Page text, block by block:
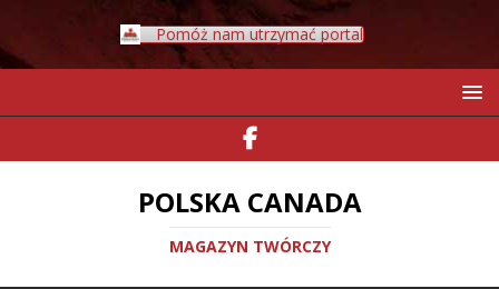
Pomóż nam utrzymać portal
POLSKA CANADA
MAGAZYN TWÓRCZY